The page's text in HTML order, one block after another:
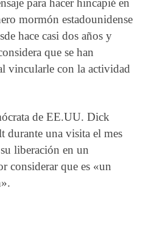
para hacer hincapié en
mormón estadounidense
hace casi dos años y
que se han
vincularle con la actividad
de EE.UU. Dick
una visita el mes
liberación en un
considerar que es «un